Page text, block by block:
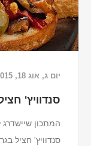
250 גרם גבינת חלומי.
1 ...
יום ג, אוג 18, 2015
סנדוויץ'
המתכון
סנדוויץ' חציל